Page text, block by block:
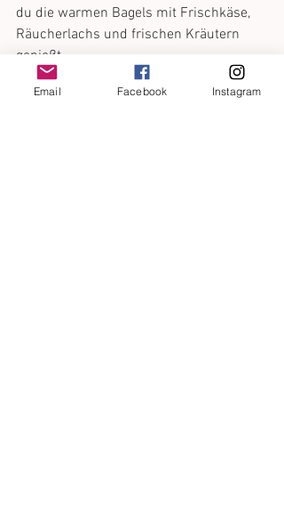
du die warmen Bagels mit Frischkäse,
Räucherlachs und frischen Kräutern
genießt.
#Bagels #Mohnbagels #Brötchen
Email Facebook Instagram